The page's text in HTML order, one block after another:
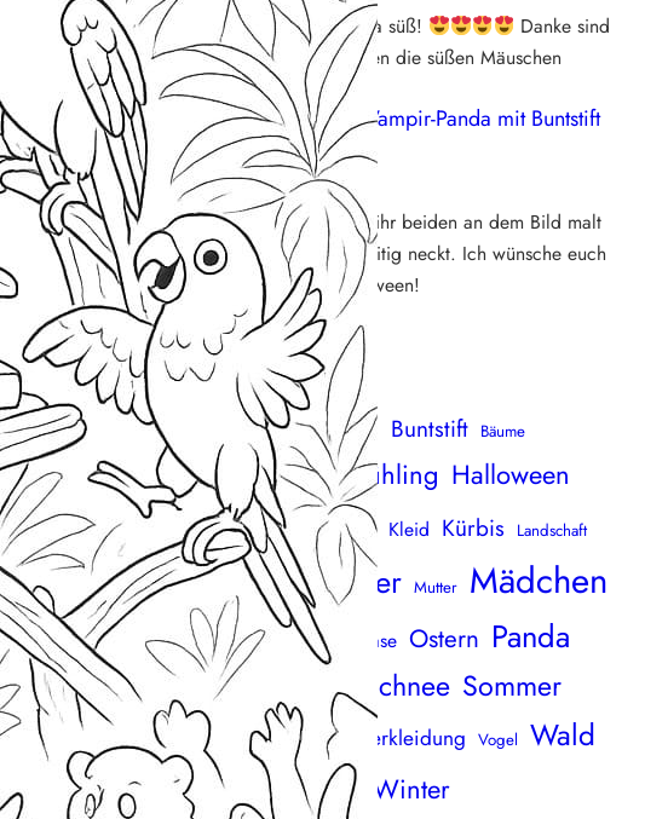
Aaaaaw die sind ja süß!
Danke sind
direkt runtergeladen die süßen Mäuschen
SusizuVideo: Vampir-Panda mit Buntstift
ausmalen
29. Oktober 2025
Wirklich süß, wie ihr beiden an dem Bild malt
und euch gegenseitig neckt. Ich wünsche euch
ein schönes Halloween!
Suchen & finden
Baum Blumen Blüten Buntstift Bäume
Eichhörnchen Familie Filzstift Frühling Halloween
Hase Haus Herz Katze Kind Kleid Kürbis Landschaft
Mandala Marker Maus Meer Mutter Mädchen
Mäuse Ornament Osterei Osterhase Ostern Panda
Pizza Sand Schmetterlinge Schnee Sommer
Sonne Strand verkleidet Verkleidung Vogel Wald
Weihnachten Wiese Winter